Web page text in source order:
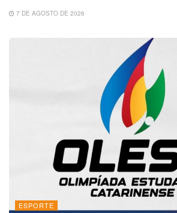
7 DE AGOSTO DE 2026
ESPORTE